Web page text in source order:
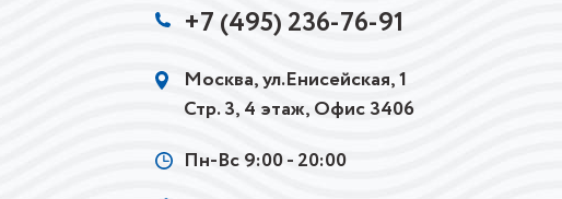
+7 (495) 236-76-91
Москва, ул.Енисейская, 1
Стр. 3, 4 этаж, Офис 3406
Пн-Вс 9:00 - 20:00